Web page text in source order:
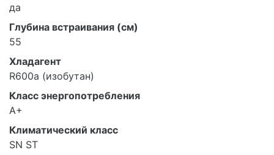
да
Глубина встраивания (см)
55
Хладагент
R600a (изобутан)
Класс энергопотребления
A+
Климатический класс
SN ST